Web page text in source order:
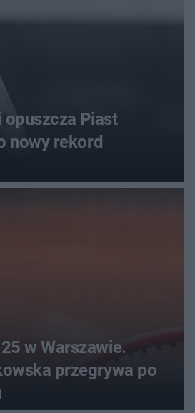
Piast
nowy rekord
w Warszawie.
przegrywa po